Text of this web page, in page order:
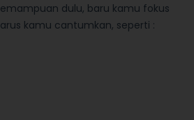
dulu, baru kamu fokus
kamu cantumkan, seperti :